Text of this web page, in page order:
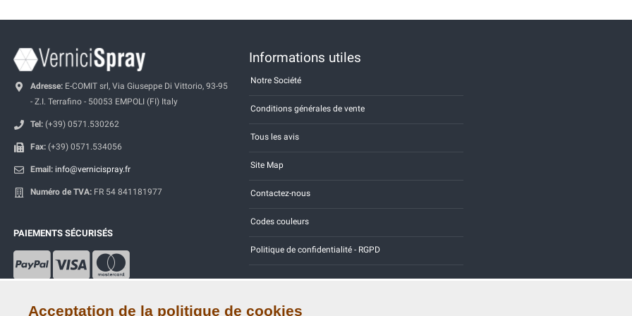
Adresse: E-COMIT srl, Via Giuseppe Di Vittorio, 93-95
- Z.I. Terrafino - 50053 EMPOLI (FI) Italy
Tel: (+39) 0571.530262
Fax: (+39) 0571.534056
Email: info@vernicispray.fr
Numéro de TVA: FR 54 841181977
PAIEMENTS SÉCURISÉS
Informations utiles
Notre Société
Conditions générales de vente
Tous les avis
Site Map
Contactez-nous
Codes couleurs
Politique de confidentialité - RGPD
Acceptation de la politique de cookies